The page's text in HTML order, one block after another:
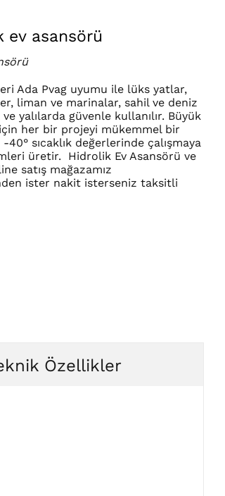
ev asansörü
Ada Pvag uyumu ile lüks yatlar,
liman ve marinalar, sahil ve deniz
yalılarda güvenle kullanılır. Büyük
her bir projeyi mükemmel bir
sıcaklık değerlerinde çalışmaya
üretir. Hidrolik Ev Asansörü ve
satış mağazamız
ister nakit isterseniz taksitli
Özellikler